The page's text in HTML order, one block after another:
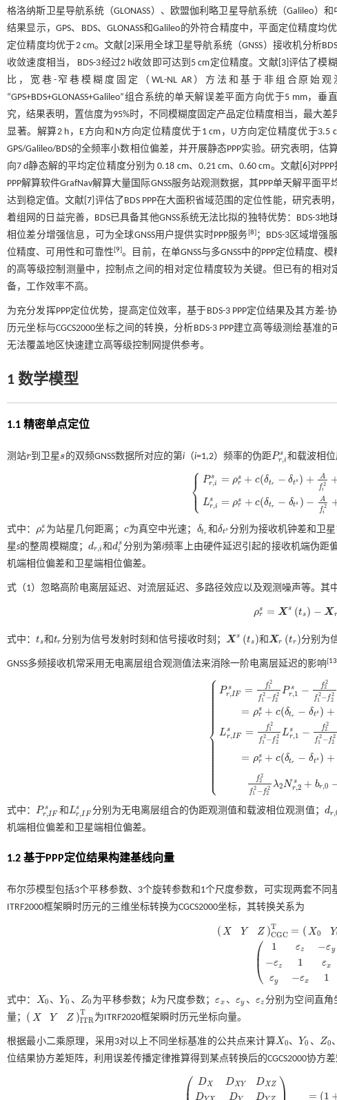
格洛纳斯卫星导航系统（GLONASS）、欧盟伽利略卫星导航系统（Galileo）
结果显示，GPS、BDS、GLONASS和Galileo的外符合精度中，平面定位精度均
定位精度均优于2 cm。文献[ 2]采用全球卫星导航系统（GNSS）接收机分析
收敛速度相当， BDS-3经过2 h收敛即可达到5 cm定位精度。文献[ 3]评估了模
比，宽巷-窄巷模糊度固定（WL-NL AR）方法和基于非组合原始
“GPS+BDS+GLONASS+Galileo”组合系统的单天解误差平面方向优于5 mm，
究，结果表明，置信度为95%时，不同模糊度固定产品定位精度相当，最大
显著。解算2 h，E方向和N方向定位精度优于1 cm，U方向定位精度优于3.5
GPS/Galileo/BDS的全频率小数相位偏差，并开展静态PPP实验。研究表明，估
向7 d静态解的平均定位精度分别为 0.18 cm、0.21 cm、0.60 cm。文献[ 6]对
PPP解算软件GrafNav解算大量国际GNSS服务站观测数据，其PPP单天解平
达到稳定值。文献[7 ]评估了BDS PPP在大面积省域范围的定位性能，研究表
着组网的日益完善，BDS已具备其他GNSS系统无法比拟的独特优势：BDS-3
相位差分增强信息，可为全球GNSS用户提供实时PPP服务[8]；BDS-3区域增强
位精度、可用性和可靠性[9]。目前，在单GNSS与多GNSS中的PPP定位精度
的高等级控制测量中，控制点之间的相对定位精度较为关键。但已有的相
备，工作效率不高。
为充分发挥PPP定位优势，提高定位效率，基于BDS-3 PPP定位结果及其方
历元坐标与CGCS2000坐标之间的转换，分析BDS-3 PPP建立高等级测绘基
无法覆盖地区快速建立高等级控制网提供参考。
1 数学模型
1.1 精密单点定位
测站r
r 到卫星s
s 的双频GNSS数据所对应的第i（i=1,2）频率的伪距P s
r,i
Pr,is和载波相
⎧
⎩
⎨⎪
⎪
P s
r,i = ρs
r + c(δtr − δts ) +
A
f 2
i
Ls
r,i = ρs
r + c(δtr − δts ) −
A
f 2
i
Pr ) + d i ,i
式中： ρs
r
ρrs为站星几何距离； c
c为真空中光速； δtr
δtr和δts
δts分别为接收机钟差和卫星
星s的整周模糊度； dr,i
dr,i 和ds
i
dis 分别为第i频率上由硬件延迟引起的接收机端伪距
机端相位偏差和卫星端相位偏差。
式（1） 忽略高阶电离层延迟、对流层延迟、多路径效应以及观测噪声等。其中
ρs
r = Xs (ts ) − X r
ρrs =X sts- rtr
式中： ts
ts和tr
tr分别为信号发射时刻和信号接收时刻； X s (ts )
Xst 和Xr (tr )
Xrtr 分别为
GNSS多频接收机常采用无电离层组合观测值法来消除一阶电离层延迟的影响 [13
⎧
⎩
⎨
⎪
⎪
⎪⎪⎪⎪⎪⎪⎪⎪⎪⎪⎪
⎪
⎪
⎪⎪⎪⎪⎪⎪⎪⎪⎪⎪⎪⎪
⎪
P s
r,IF = f 2
1
f 2
1 −f 2
2
P s
r,1 − f 2
2
f 2
1 − f 2
2
= ρs
r + c(δtr − δts ) +
Ls
r,I F = f 2
1
f 2
1 − f 2
2
Ls
r,1 − f 2
2
f 2
1 −f 2
2
= ρs
r + c(δtr − δts ) +
f 2
2
f 2
1 −f 2
2
λ2N s
r,2 + br,0
Pr s=f1 -f22Pr s-f2 2-f22P
式中：P s
r,IF
Pr,IFs 和Ls
r,I F
Lr,IFs 分别为无电离层组合的伪距观测值和载波相位观测值； dr,
dr,
机端相位偏差和卫星端相位偏差。
1.2 基于PPP定位结果构建基线向量
布尔莎模型包括3个平移参数、3个旋转参数和1个尺度参数，可实现两套不
ITRF2000框架瞬时历元的三维坐标转换为CGCS2000坐标，其转换关系为
( X Y Z )T
CGC = ( X0 Y
X YZ GC X0 Y0Z0T +1 +k×
⎛
⎝
⎜
1
−εz
εy
εz
1
−εx
−εy
εx
1
εy εz1ε εx ZIT
式中： X0
X0 、 Y0
Y0 、 Z0
Z0 为平移参数；k
k为尺度参数；εx
εx 、εy
εy 、εz
εz分别为空间直角
量； ( X Y Z )T
ITR
X YZ RT 为ITRF2020框架瞬时历元坐标向量。
根据最小二乘原理，采用3对以上不同坐标基准的公共点来计算X0
X0 、 Y0
Y0 、 Z0
Z0 、
位结果协方差矩阵，利用误差传播定律推算得到某点转换后的CGCS2000协方
⎛ D X
D
D X Y
D
D X Z
D ⎞ = (1